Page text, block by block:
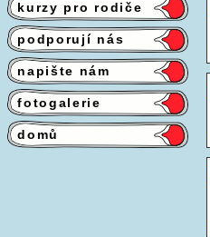
kurzy pro rodiče
podporují nás
napište nám
fotogalerie
domů